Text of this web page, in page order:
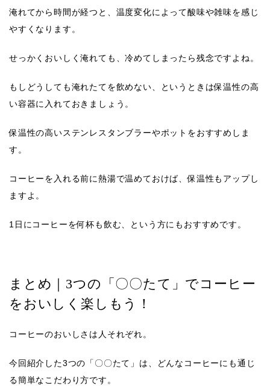
淹れてから時間が経つと、温度変化によって酸味や雑味を感じ
やすく なります。
せっかくおいしく淹れても、冷めてしまったら残念ですよね。
もしどうしても淹れたてを飲めない、というときは保温性の高
い容器に入れておきましょう。
保温性の高いステンレスタンブラーやポットをおすすめしま
す。
コーヒーを入れる前に熱湯で温めておけば、保温性もアップし
ますよ。
1日にコーヒーを何杯も飲む、という方にもおすすめです。
まとめ｜3つの「〇〇たて」でコーヒー
をおいしく楽しもう！
コーヒーのおいしさは人それぞれ。
今回紹介した3つの「〇〇たて」は、どんなコーヒーにも通じ
る簡単なこだわり方です。